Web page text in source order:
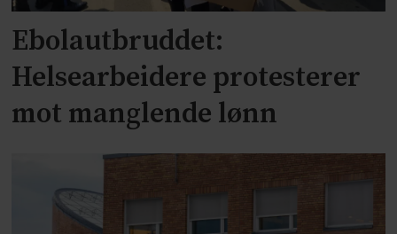
Ebolautbruddet:
Helsearbeidere protesterer
mot manglende lønn